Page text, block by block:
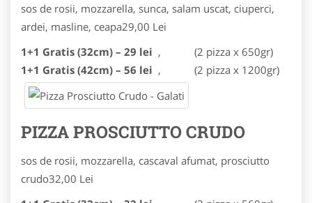
sos de rosii, mozzarella, sunca, salam uscat, ciuperci,
ardei, masline, ceapa29,00 Lei
1+1 Gratis (32cm) – 29 lei ,
(2 pizza x 650gr)
1+1 Gratis (42cm) – 56 lei , (2 pizza x 1200gr)
PIZZA PROSCIUTTO CRUDO
sos de rosii, mozzarella, cascaval afumat, prosciutto
crudo32,00 Lei